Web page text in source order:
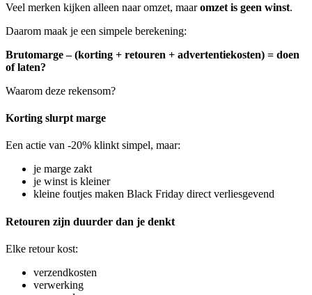
Veel merken kijken alleen naar omzet, maaromzet is geen winst.
Daarom maak je een simpele berekening:
Brutomarge – (korting + retouren + advertentiekosten) = doen
of laten?
Waarom deze rekensom?
Korting slurpt marge
Een actie van -20% klinkt simpel, maar:
je marge zakt
je winst is kleiner
kleine foutjes maken Black Friday direct verliesgevend
Retouren zijn duurder dan je denkt
Elke retour kost:
verzendkosten
verwerking